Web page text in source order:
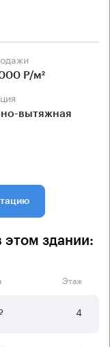
Р/м²
вытяжная
этом здании:
Этаж
4